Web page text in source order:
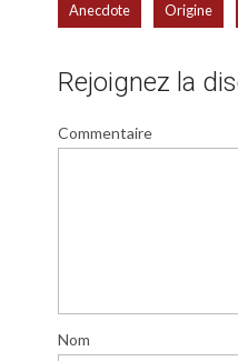
Anecdote Origine
Rejoignez la
Commentaire
Nom